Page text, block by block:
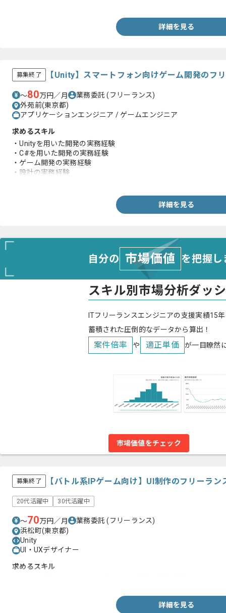
詳細を見る
募集終了 【Unity】スマートフォン向けゲーム開発のフ
〜80万円／月 業務委託(フリーランス)
外苑前(東京都)
アプリケーションエンジニア / ゲームエンジニア
求めるスキル
・Unityを用いた開発の実務経験
・C#を用いた開発の実務経験
・ゲーム開発の実務経験
・設計の実務経験
詳細を見る
自分の 市場価値 を把握
スキル別市場分析ダッ
ITフリーランスエンジニアの支援実績15
蓄積された圧倒的なデータから算出！
案件倍率 や 適正単価 が一目瞭然
市場価値をチェック
募集終了 【バトル系IPゲーム向け】UI制作のフリーラン
20代活躍中 30代活躍中
〜70万円／月 業務委託(フリーランス)
浜松町(東京都)
Unity
UI・UXデザイナー
求めるスキル
詳細を見る